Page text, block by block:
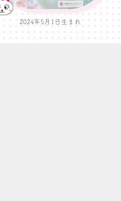
2024年5月1日生まれ